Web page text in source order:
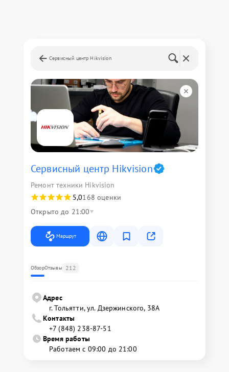
Сервисный центр Hikvision
Сервисный центр Hikvision
Ремонт техники Hikvision
5,0168 оценки
Открыто до 21:00
Маршрут
ОбзорОтзывы 212
Адрес
г. Тольятти, ул. Дзержинского, 38А
Контакты
+7 (848) 238-87-51
Время работы
Работаем с 09:00 до 21:00